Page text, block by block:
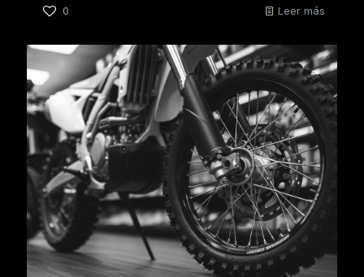
0 Leer más